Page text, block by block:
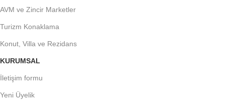
AVM ve Zincir Marketler
Turizm Konaklama
Konut, Villa ve Rezidans
KURUMSAL
İletişim formu
Yeni Üyelik